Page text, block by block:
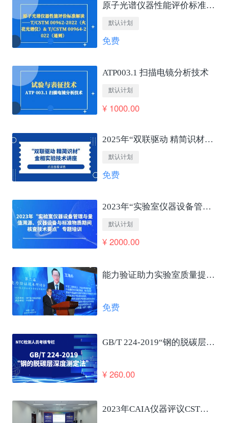
原子光谱仪器性能评价标准解读——T/CSTM 00962-2022（火花光谱仪）&amp; T/CSTM 00964-2022（通则）
默认计划
免费
ATP003.1 扫描电镜分析技术
默认计划
¥ 1000.00
2025年“双联驱动 精简识材”金相实验技术讲座
默认计划
免费
2023年“实验室仪器设备管理与量值溯源、仪器设备与标准物质期间核查技术要点”专题培训
默认计划
¥ 2000.00
能力验证助力实验室质量提升及国家高质量发展 王海舟
免费
GB/T 224-2019“钢的脱碳层深度测定法”笔试考核
¥ 260.00
2023年CAIA仪器评议CSTM仪器使役性能合格评定发布会